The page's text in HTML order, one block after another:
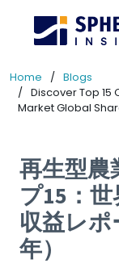
Home
Blogs
Discover Top
Market Global
再生型農
プ15：
収益レポ
年）